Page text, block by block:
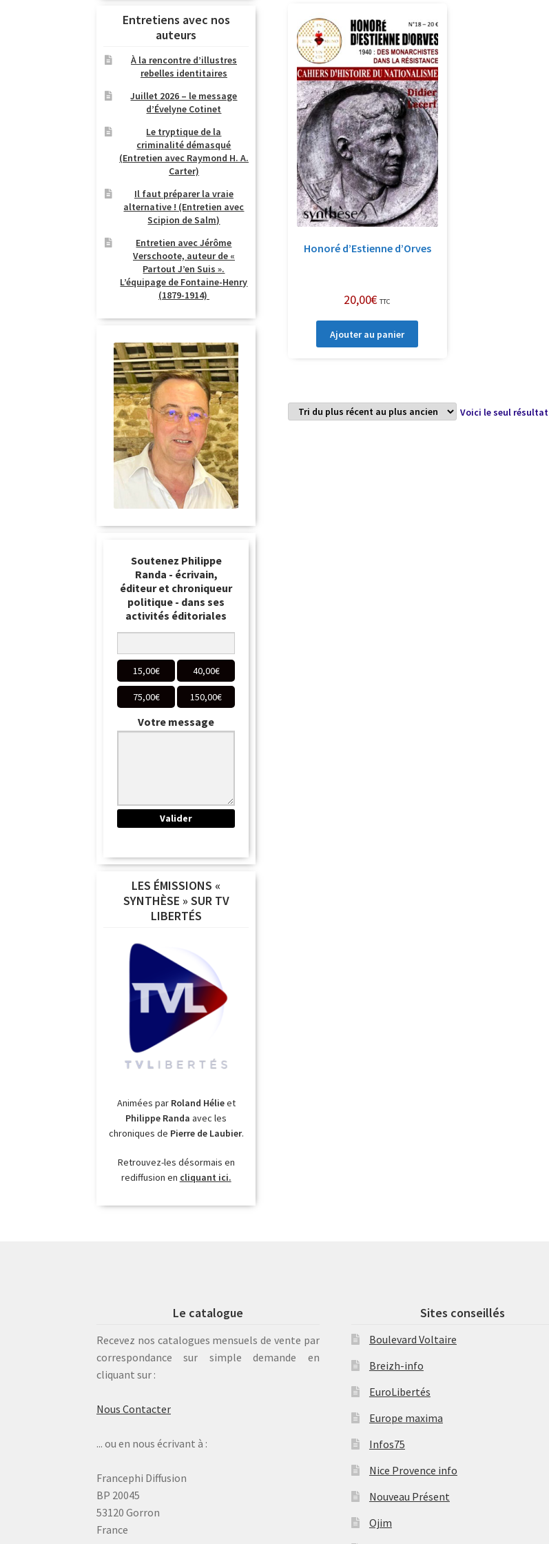
Honoré d’Estienne d’Orves
20,00€ TTC
Ajouter au panier
Voici le seul résultat
Entretiens avec nos
auteurs
À la rencontre d’illustres
rebelles identitaires
Juillet 2026 – le message
d’Évelyne Cotinet
Le tryptique de la
criminalité démasqué
(Entretien avec Raymond H. A.
Carter)
Il faut préparer la vraie
alternative ! (Entretien avec
Scipion de Salm)
Entretien avec Jérôme
Verschoote, auteur de «
Partout J’en Suis ».
L’équipage de Fontaine-Henry
(1879-1914)
Soutenez Philippe
Randa - écrivain,
éditeur et chroniqueur
politique - dans ses
activités éditoriales
15,00€ 40,00€
75,00€ 150,00€
Votre message
LES ÉMISSIONS «
SYNTHÈSE » SUR TV
LIBERTÉS
Animées par Roland Hélieet
Philippe Randa avec les
chroniques de Pierre de Laubier.
Retrouvez-les désormais en
rediffusion en cliquant ici.
Le catalogue
Recevez nos catalogues mensuels de vente par
correspondance sur simple demande en
cliquant sur :
Nous Contacter
... ou en nous écrivant à :
Francephi Diffusion
BP 20045
53120 Gorron
France
Sites conseillés
Boulevard Voltaire
Breizh-info
EuroLibertés
Europe maxima
Infos75
Nice Provence info
Nouveau Présent
Ojim